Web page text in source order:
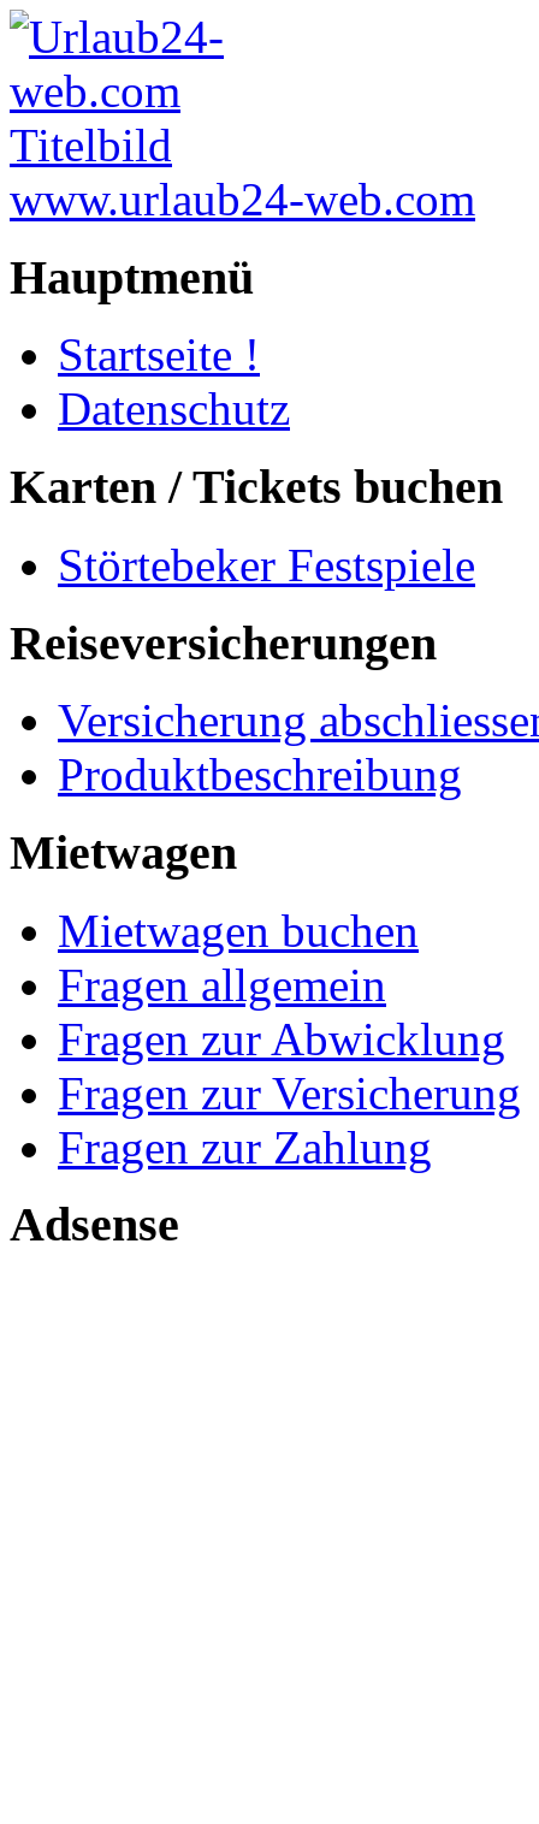
www.urlaub24-web.com
Hauptmenü
Startseite !
Datenschutz
Karten / Tickets buchen
Störtebeker Festspiele
Reiseversicherungen
Versicherung
Produktbeschreibung
Mietwagen
Mietwagen buchen
Fragen allgemein
Fragen zur Abwicklung
Fragen zur Versicherung
Fragen zur Zahlung
Adsense